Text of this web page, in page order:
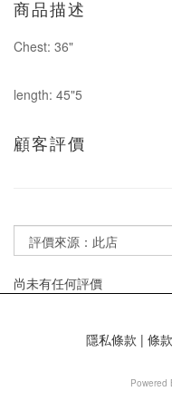
商品描述
Chest: 36"
length: 45"5
顧客評價
尚未有任何評價
隱私條款 | 條
Powered